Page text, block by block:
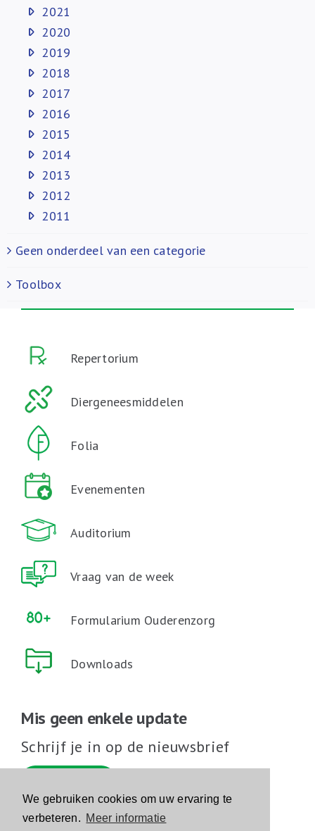
We gebruiken cookies om uw ervaring te
verbeteren. Meer informatie
2021
2020
2019
2018
2017
2016
2015
2014
2013
2012
2011
Geen onderdeel van een categorie
Toolbox
Repertorium
Diergeneesmiddelen
Folia
Evenementen
Auditorium
Vraag van de week
Formularium Ouderenzorg
Downloads
Mis geen enkele update
Schrijf je in op de nieuwsbrief